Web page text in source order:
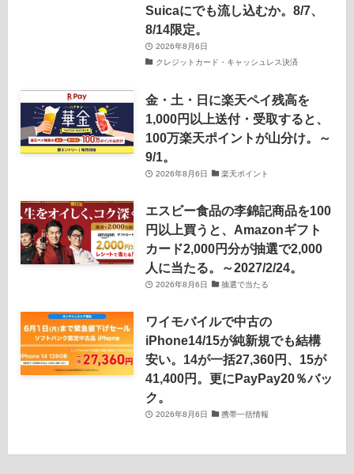
Suicaにでも流し込むか。8/7、
8/14限定。
2026年8月6日
クレジットカード・キャッシュレス決済
金・土・日に楽天ペイ残高を
1,000円以上送付・受取すると、
100万楽天ポイントが山分け。～
9/1。
2026年8月6日 楽天ポイント
エスビー食品の李錦記商品を100
円以上買うと、Amazonギフト
カード2,000円分が抽選で2,000
人に当たる。～2027/2/24。
2026年8月6日 抽選で当たる
ワイモバイルで中古の
iPhone14/15が純新規でも結構
安い。14が一括27,360円、15が
41,400円。更にPayPay20％バッ
ク。
2026年8月6日 携帯一括情報